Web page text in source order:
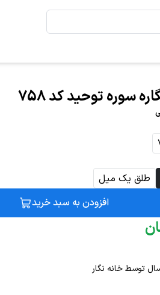
سوره توحید کد 758
طلق یک میل
افزودن به سبد خرید
توسط خانه نگار